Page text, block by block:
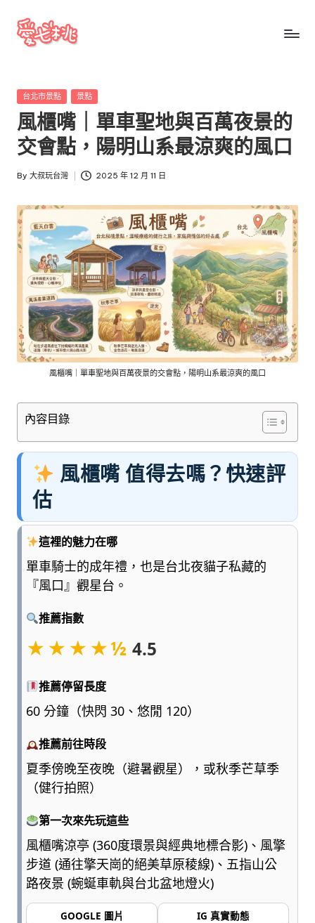
Skip
七
桃
玩
台
灣
桃
玩
台
灣
把
全
景
點、
美
食、
通、
停
與
順
遊
整
清
懂
的
鑑，
用，
子
Posted
台北市景點 景點
風櫃嘴｜單車聖地與百萬夜景的
交會點，陽明山系最涼爽的風口
Posted
By 大叔玩台灣 2025 年 12 月 11 日
風櫃嘴｜單車聖地與百萬夜景的交會點，陽明山系最涼爽的風口
內容目錄
風櫃嘴 值得去嗎？快速評
估
這裡的魅力在哪
單車騎士的成年禮，也是台北夜貓子私藏的
『風口』觀星台。
推薦指數
★★★★½ 4.5
推薦停留長度
60 分鐘（快閃 30、悠閒 120）
推薦前往時段
夏季傍晚至夜晚（避暑觀星），或秋季芒草季
（健行拍照）
第一次來先玩這些
風櫃嘴涼亭 (360度環景與經典地標合影)、風擎
步道 (通往擎天崗的絕美草原稜線)、五指山公
路夜景 (蜿蜒車軌與台北盆地燈火)
GOOGLE 圖片 IG 真實動態